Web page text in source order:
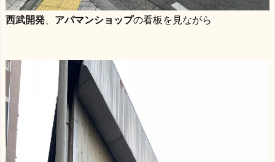
西武開発 アパマンショップの看板を見ながら